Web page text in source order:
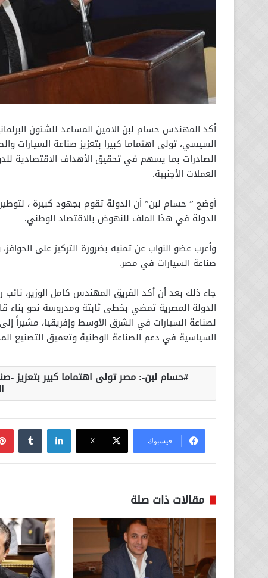
أكد المهندس حسام لبن الامين المساعد للشئون
السيسي، تولى اهتماما كبيرا بتعزيز صناعة السيارات
الصادرات بما يسهم في تحقيق الأهداف الاقتصادية
العملات الأجنبية.
أوضح ” حسام لبن” أن الدولة تقوم بجهود كبيرة ،
الدولة في هذا الملف للنهوض بالاقتصاد الوطني.
وأعرب عضو النواب عن تمنيه بضرورة التركيز على
صناعة السيارات في مصر.
جاء ذلك بعد أن أكد الفريق المهندس كامل الوزير، نائب
الدولة المصرية تمضي بخطى ثابتة ومدروسة نحو بناء
لصناعة السيارات في الشرق الأوسط وإفريقيا، مشيراً
السياسية في دعم الصناعة الوطنية وتعميق التصنيع
حسام لبن-: مصر تولى اهتماما كبير بتعزيز -
فيسبوك ‫X
لينكدإن
مقالات ذات صلة